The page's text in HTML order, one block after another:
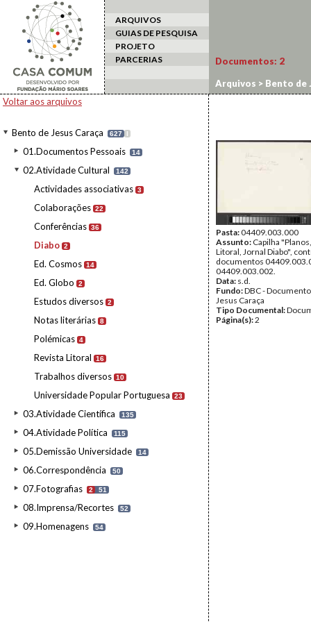
ARQUIVOS
GUIAS DE PESQUISA
PROJETO
PARCERIAS
Voltar aos arquivos
Bento de Jesus Caraça 627 I
01.Documentos Pessoais 14
02.Atividade Cultural 142
Actividades associativas 3
Colaborações 22
Conferências 36
Diabo 2
Ed. Cosmos 14
Ed. Globo 2
Estudos diversos 2
Notas literárias 8
Polémicas 4
Revista Litoral 16
Trabalhos diversos 10
Universidade Popular Portuguesa 23
03.Atividade Científica 135
04.Atividade Política 115
05.Demissão Universidade 14
06.Correspondência 50
07.Fotografias 2 51
08.Imprensa/Recortes 52
09.Homenagens 54
Documentos: 2
Arquivos > Bento de
Pasta:04409.003.000
Assunto: Capilha
Litoral, Jornal Diabo",
documentos
04409.003.002.
Data: s.d.
Fundo:DBC -
Jesus Caraça
Tipo Documental:
Página(s):2